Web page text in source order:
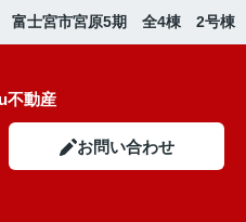
富士宮市宮原5期 全4棟 2号棟
不動産
お問い合わせ